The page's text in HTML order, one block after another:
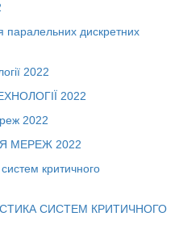
паралельних дискретних
2022
2022
2022
МЕРЕЖ 2022
критичного
СИСТЕМ КРИТИЧНОГО